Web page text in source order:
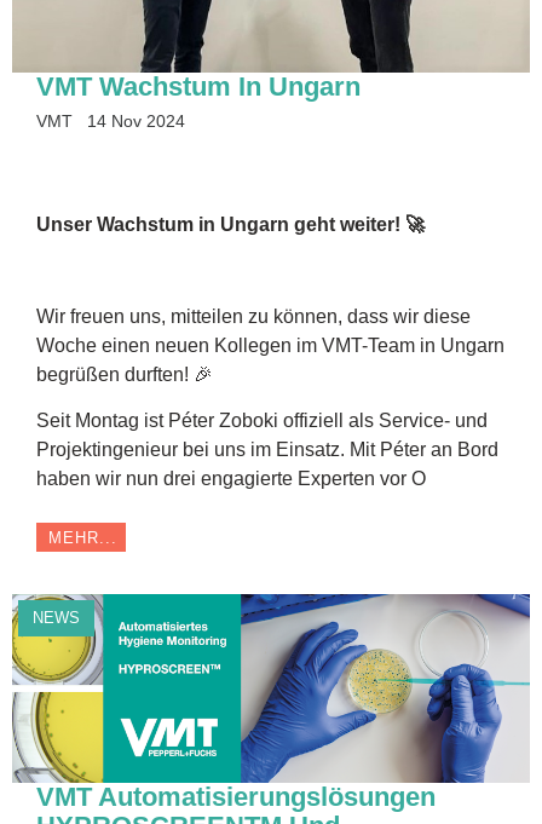
VMT Wachstum In Ungarn
VMT 14 Nov 2024
Unser Wachstum in Ungarn geht weiter! 🚀
Wir freuen uns, mitteilen zu können, dass wir diese
Woche einen neuen Kollegen im VMT-Team in Ungarn
begrüßen durften! 🎉
Seit Montag ist Péter Zoboki offiziell als Service- und
Projektingenieur bei uns im Einsatz. Mit Péter an Bord
haben wir nun drei engagierte Experten vor O
MEHR...
NEWS
VMT Automatisierungslösungen